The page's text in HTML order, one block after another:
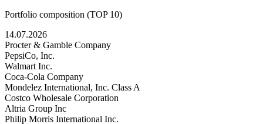
Portfolio composition (TOP 10)
14.07.2026
Procter & Gamble Company
PepsiCo, Inc.
Walmart Inc.
Coca-Cola Company
Mondelez International, Inc. Class A
Costco Wholesale Corporation
Altria Group Inc
Philip Morris International Inc.